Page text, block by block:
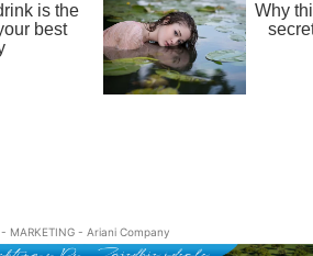
- MARKETING - Ariani Company